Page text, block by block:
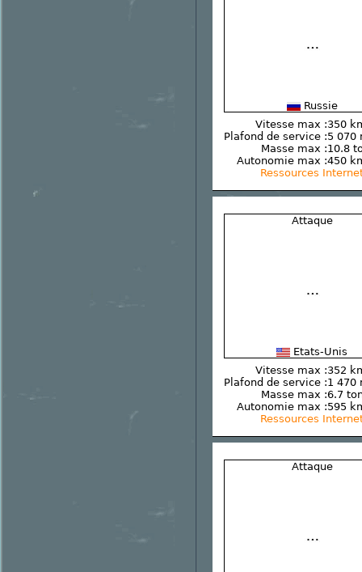
Russie
Vitesse max :350
Plafond de service :5 070
Masse max :10.8
Autonomie max :450
Ressources
Attaque
Etats-Unis
Vitesse max :352
Plafond de service :1 470
Masse max :6.7
Autonomie max :595
Ressources
Attaque